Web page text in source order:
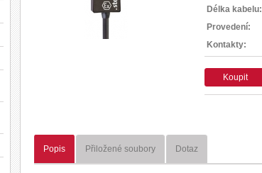
Délka kabelu:
Provedení:
Kontakty:
Koupit
Popis Přiložené soubory Dotaz